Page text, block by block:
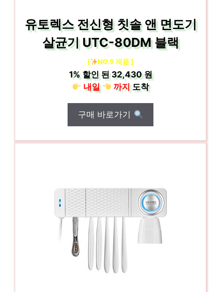
유토렉스 전신형 칫솔 앤 면도기
살균기 UTC-80DM 블랙
[ NO.9 제품 ]
1%할인 된32,430 원
내일
까지도착
구매 바로가기